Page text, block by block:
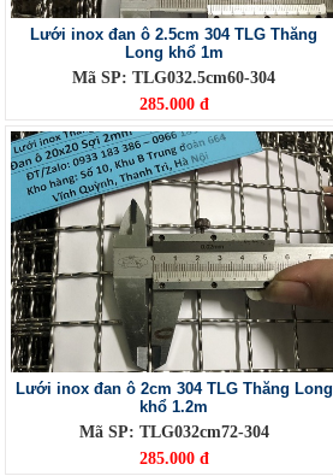
Lưới inox đan ô 2.5cm 304 TLG Thăng
Long khổ 1m
Mã SP: TLG032.5cm60-304
285.000 đ
Lưới inox đan ô 2cm 304 TLG Thăng Long
khổ 1.2m
Mã SP: TLG032cm72-304
285.000 đ